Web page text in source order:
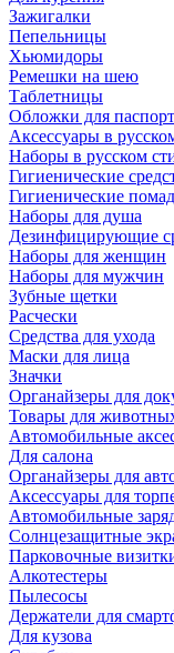
Зажигалки
Пепельницы
Хьюмидоры
Ремешки на шею
Таблетницы
Обложки для
Аксессуары в
Наборы в русском
Гигиенические
Гигиенические
Наборы для душа
Дезинфицирующие
Наборы для женщин
Наборы для мужчин
Зубные щетки
Расчески
Средства для ухода
Маски для лица
Значки
Органайзеры для
Товары для
Автомобильные
Для салона
Органайзеры для
Аксессуары для
Автомобильные
Солнцезащитные
Парковочные
Алкотестеры
Пылесосы
Держатели для
Для кузова